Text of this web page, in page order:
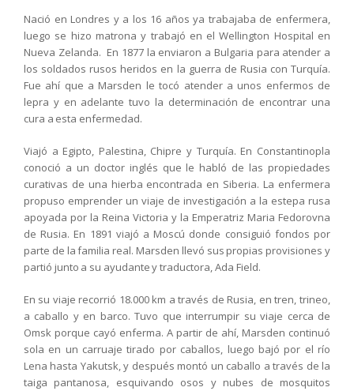
Nació en Londres y a los 16 años ya trabajaba de enfermera,
luego se hizo matrona y trabajó en el Wellington Hospital en
Nueva Zelanda. En 1877 la enviaron a Bulgaria para atender a
los soldados rusos heridos en la guerra de Rusia con Turquía.
Fue ahí que a Marsden le tocó atender a unos enfermos de
lepra y en adelante tuvo la determinación de encontrar una
cura a esta enfermedad.
Viajó a Egipto, Palestina, Chipre y Turquía. En Constantinopla
conoció a un doctor inglés que le habló de las propiedades
curativas de una hierba encontrada en Siberia. La enfermera
propuso emprender un viaje de investigación a la estepa rusa
apoyada por la Reina Victoria y la Emperatriz Maria Fedorovna
de Rusia. En 1891 viajó a Moscú donde consiguió fondos por
parte de la familia real. Marsden llevó sus propias provisiones y
partió junto a su ayudante y traductora, Ada Field.
En su viaje recorrió 18.000 km a través de Rusia, en tren, trineo,
a caballo y en barco. Tuvo que interrumpir su viaje cerca de
Omsk porque cayó enferma. A partir de ahí, Marsden continuó
sola en un carruaje tirado por caballos, luego bajó por el río
Lena hasta Yakutsk, y después montó un caballo a través de la
taiga pantanosa, esquivando osos y nubes de mosquitos